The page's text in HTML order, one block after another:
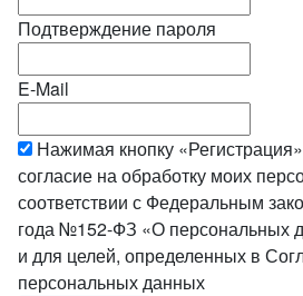
Подтверждение пароля
E-Mail
Нажимая кнопку
согласие на обработку моих
соответствии с Федеральным
года №152-ФЗ «О персональных
и для целей, определенных в
персональных данных